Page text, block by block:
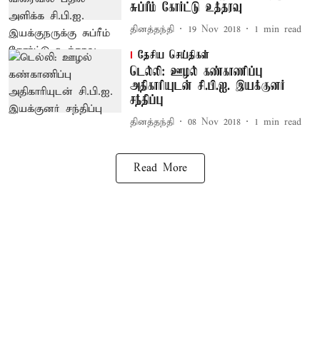
சுப்ரீம் கோர்ட்டு உத்தரவு
தினத்தந்தி 19 Nov 2018 1 min read
தேசிய செய்திகள்
டெல்லி: ஊழல் கண்காணிப்பு
அதிகாரியுடன் சி.பி.ஐ. இயக்குனர்
சந்திப்பு
தினத்தந்தி 08 Nov 2018 1 min read
Read More